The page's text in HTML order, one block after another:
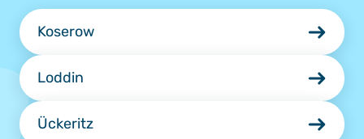
Koserow
Loddin
Ückeritz